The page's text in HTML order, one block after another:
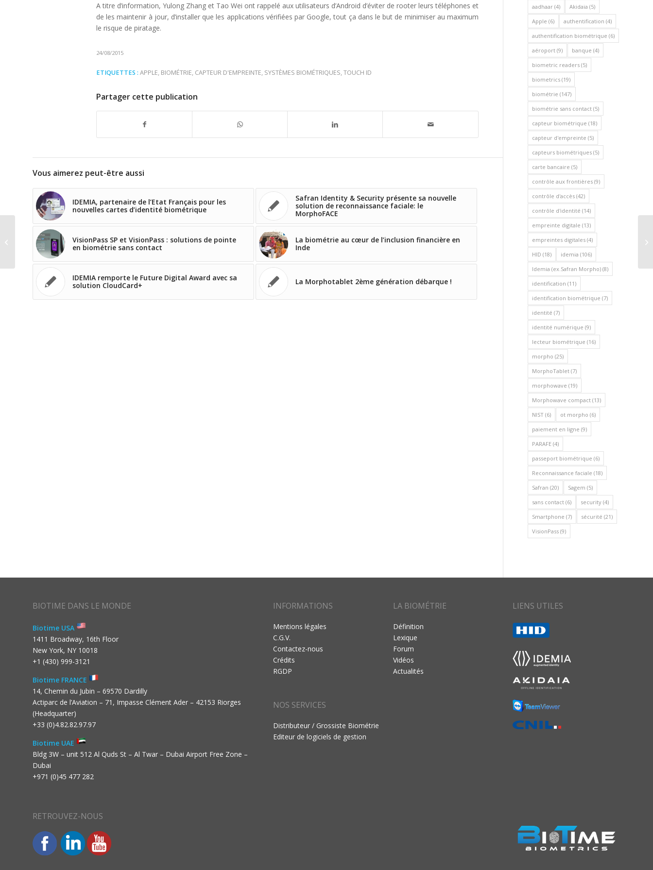
A titre d’information, Yulong Zhang et Tao Wei ont rappelé aux utilisateurs d’Android d’éviter de rooter leurs téléphones et
de les maintenir à jour, d’installer que les applications vérifiées par Google, tout ça dans le but de minimiser au maximum
le risque de piratage.
24/08/2015
ETIQUETTES : APPLE, BIOMÉTRIE, CAPTEUR D'EMPREINTE, SYSTÈMES BIOMÉTRIQUES, TOUCH ID
Partager cette publication
Vous aimerez peut-être aussi
IDEMIA, partenaire de l’Etat Français pour les
nouvelles cartes d’identité biométrique
Safran Identity & Security présente sa nouvelle
solution de reconnaissance faciale: le
MorphoFACE
VisionPass SP et VisionPass : solutions de pointe
en biométrie sans contact
La biométrie au cœur de l’inclusion financière en
Inde
IDEMIA remporte le Future Digital Award avec sa
solution CloudCard+
La Morphotablet 2ème génération débarque !
aadhaar (4) Akidaia (5)
Apple (6) authentification (4)
authentification biométrique (6)
aéroport (9) banque (4)
biometric readers (5)
biometrics (19)
biométrie (147)
biométrie sans contact (5)
capteur biométrique (18)
capteur d'empreinte (5)
capteurs biométriques (5)
carte bancaire (5)
contrôle aux frontières (9)
contrôle d'accès (42)
contrôle d'identité (14)
empreinte digitale (13)
empreintes digitales (4)
HID (18) idemia (106)
Idemia (ex.Safran Morpho) (8)
identification (11)
identification biométrique (7)
identité (7)
identité numérique (9)
lecteur biométrique (16)
morpho (25)
MorphoTablet (7)
morphowave (19)
Morphowave compact (13)
NIST (6) ot morpho (6)
paiement en ligne (9)
PARAFE (4)
passeport biométrique (6)
Reconnaissance faciale (18)
Safran (20) Sagem (5)
sans contact (6) security (4)
Smartphone (7) sécurité (21)
VisionPass (9)
BIOTIME DANS LE MONDE
Biotime USA
1411 Broadway, 16th Floor
New York, NY 10018
+1 (430) 999-3121
Biotime FRANCE
14, Chemin du Jubin – 69570 Dardilly
Actiparc de l’Aviation – 71, Impasse Clément Ader – 42153 Riorges
(Headquarter)
+33 (0)4.82.82.97.97
Biotime UAE
Bldg 3W – unit 512 Al Quds St – Al Twar – Dubai Airport Free Zone –
Dubai
+971 (0)45 477 282
INFORMATIONS
Mentions légales
C.G.V.
Contactez-nous
Crédits
RGDP
NOS SERVICES
Distributeur / Grossiste Biométrie
Editeur de logiciels de gestion
LA BIOMÉTRIE
Définition
Lexique
Forum
Vidéos
Actualités
LIENS UTILES
RETROUVEZ-NOUS
Le respect des horaires de travail
grâce à la pointeuse